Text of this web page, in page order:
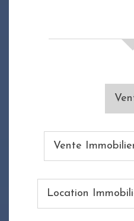
Vente
Location